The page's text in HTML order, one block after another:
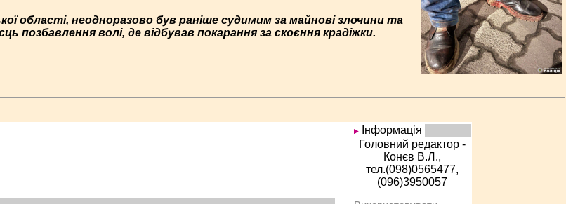
області, неодноразово був раніше судимим за майнові злочини та
позбавлення волі, де відбував покарання за скоєння крадіжки.
Інформація
Головний редактор -
Конєв В.Л.,
тел.(098)0565477,
(096)3950057